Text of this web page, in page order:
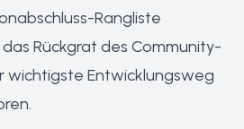
Rangliste
Rückgrat des Community-
wichtigste Entwicklungsweg